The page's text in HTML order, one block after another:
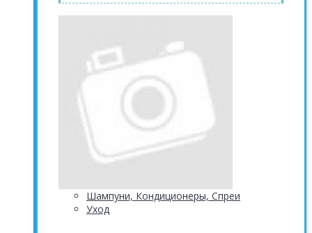
Шампуни, Кондиционеры, Спреи
Уход